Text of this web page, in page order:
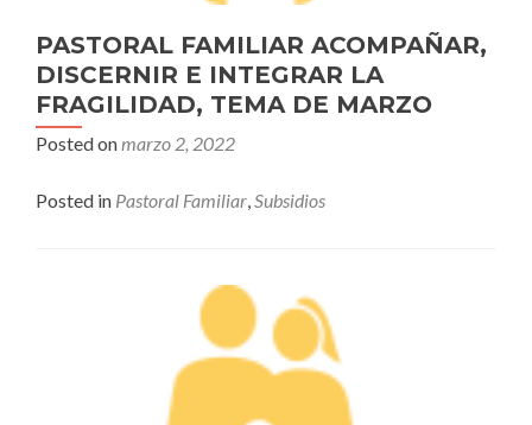
PASTORAL FAMILIAR ACOMPAÑAR,
DISCERNIR E INTEGRAR LA
FRAGILIDAD, TEMA DE MARZO
Posted onmarzo 2, 2022
Posted in Pastoral Familiar,Subsidios